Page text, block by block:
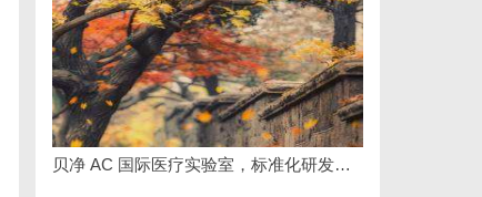
贝净 AC 国际医疗实验室，标准化研发体系全解析